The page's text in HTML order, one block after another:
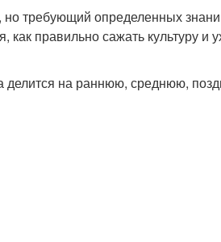
но требующий определенных
правильно сажать культуру и
делится на раннюю, среднюю,